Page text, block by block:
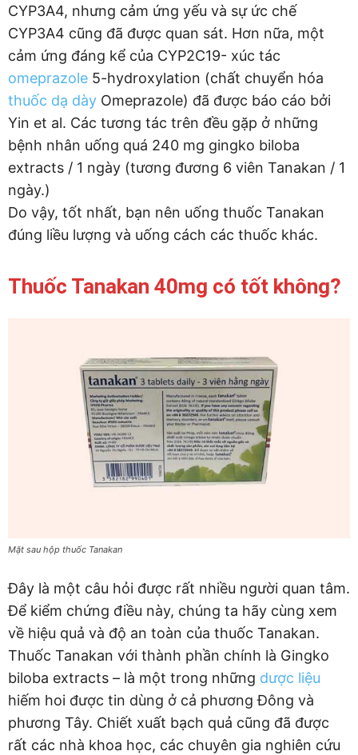
CYP3A4, nhưng cảm ứng yếu và sự ức chế
CYP3A4 cũng đã được quan sát. Hơn nữa, một
cảm ứng đáng kể của CYP2C19- xúc tác
omeprazole 5-hydroxylation (chất chuyển hóa
thuốc dạ dày Omeprazole) đã được báo cáo bởi
Yin et al. Các tương tác trên đều gặp ở những
bệnh nhân uống quá 240 mg gingko biloba
extracts / 1 ngày (tương đương 6 viên Tanakan / 1
ngày.)
Do vậy, tốt nhất, bạn nên uống thuốc Tanakan
đúng liều lượng và uống cách các thuốc khác.
Thuốc Tanakan 40mg có tốt không?
Mặt sau hộp thuốc Tanakan
Đây là một câu hỏi được rất nhiều người quan tâm.
Để kiểm chứng điều này, chúng ta hãy cùng xem
về hiệu quả và độ an toàn của thuốc Tanakan.
Thuốc Tanakan với thành phần chính là Gingko
biloba extracts – là một trong những dược liệu
hiếm hoi được tin dùng ở cả phương Đông và
phương Tây. Chiết xuất bạch quả cũng đã được
rất các nhà khoa học, các chuyên gia nghiên cứu